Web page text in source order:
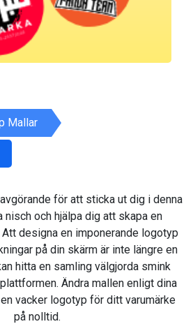
Mallar
för att sticka ut dig i denna
nisch och hjälpa dig att skapa en
designa en imponerande logotyp
på din skärm är inte längre en
hitta en samling välgjorda smink
Ändra mallen enligt dina
vacker logotyp för ditt varumärke
på nolltid.